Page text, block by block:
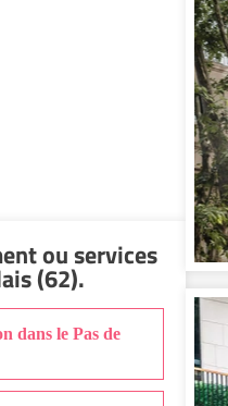
ou services
(62).
dans le Pas de